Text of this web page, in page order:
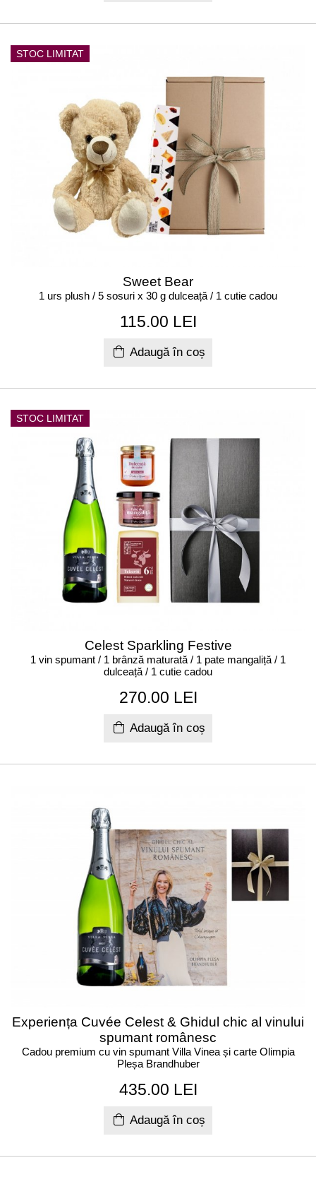
STOC LIMITAT
Sweet Bear
1 urs plush / 5 sosuri x 30 g dulceață / 1 cutie cadou
115.00 LEI
Adaugă în coș
STOC LIMITAT
Celest Sparkling Festive
1 vin spumant / 1 brânză maturată / 1 pate mangaliță / 1
dulceață / 1 cutie cadou
270.00 LEI
Adaugă în coș
Experiența Cuvée Celest & Ghidul chic al vinului
spumant românesc
Cadou premium cu vin spumant Villa Vinea și carte Olimpia
Pleșa Brandhuber
435.00 LEI
Adaugă în coș